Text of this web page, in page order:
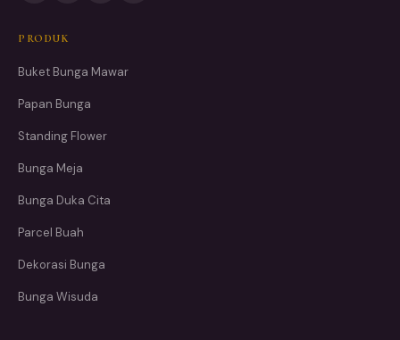
PRODUK
Buket Bunga Mawar
Papan Bunga
Standing Flower
Bunga Meja
Bunga Duka Cita
Parcel Buah
Dekorasi Bunga
Bunga Wisuda